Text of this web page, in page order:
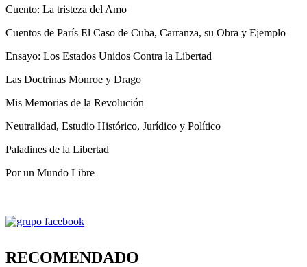
Cuento: La tristeza del Amo
Cuentos de París El Caso de Cuba, Carranza, su Obra y Ejemplo
Ensayo: Los Estados Unidos Contra la Libertad
Las Doctrinas Monroe y Drago
Mis Memorias de la Revolución
Neutralidad, Estudio Histórico, Jurídico y Político
Paladines de la Libertad
Por un Mundo Libre
RECOMENDADO